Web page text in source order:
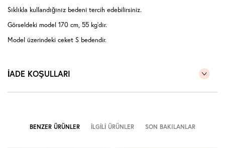
Sıklıkla kullandığınız bedeni tercih edebilirsiniz.
Görseldeki model 170 cm, 55 kg'dır.
Model üzerindeki ceket S bedendir.
İADE KOŞULLARI
BENZER ÜRÜNLER İLGILI ÜRÜNLER SON BAKILANLAR